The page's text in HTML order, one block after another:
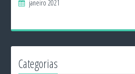
janeiro 2021
Categorias